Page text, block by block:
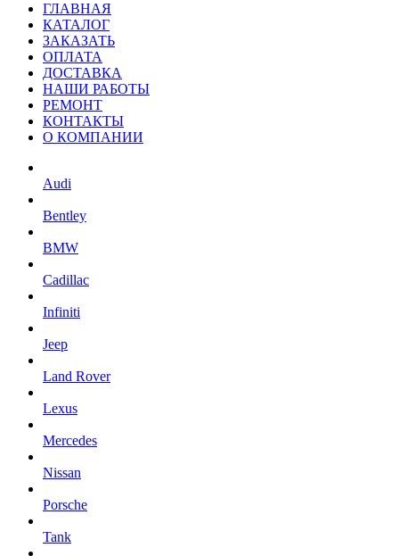
ГЛАВНАЯ
КАТАЛОГ
ЗАКАЗАТЬ
ОПЛАТА
ДОСТАВКА
НАШИ РАБОТЫ
РЕМОНТ
КОНТАКТЫ
О КОМПАНИИ
Audi
Bentley
BMW
Cadillac
Infiniti
Jeep
Land Rover
Lexus
Mercedes
Nissan
Porsche
Tank